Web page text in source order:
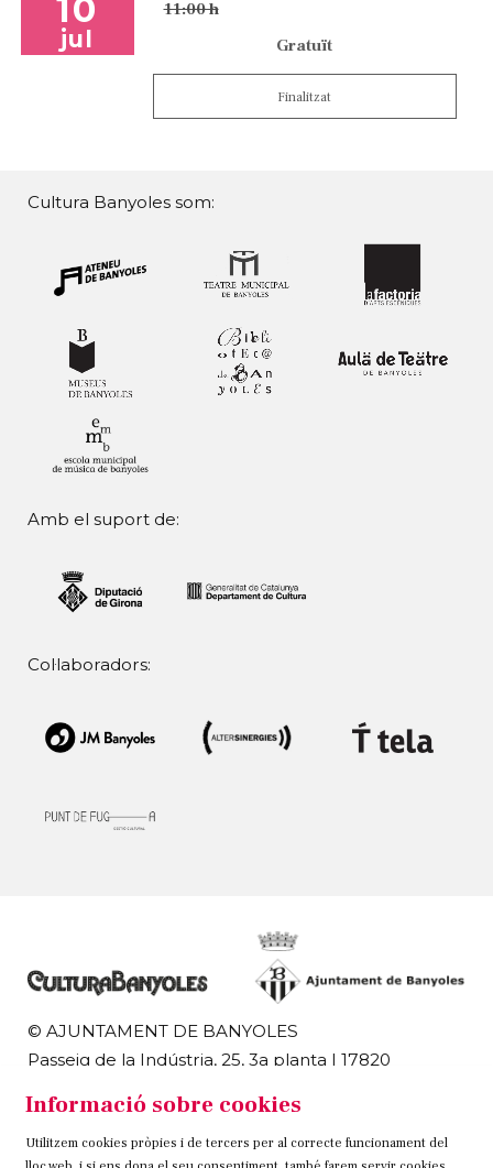
10
jul
11:00 h
Gratuït
Finalitzat
Cultura Banyoles som:
Amb el suport de:
Col·laboradors:
© AJUNTAMENT DE BANYOLES
Passeig de la Indústria, 25, 3a planta | 17820
972 58 18 48 | 972 57 00 50
Sitemap Avís Legal Ús de Cookies Contacteu
Informació sobre cookies
Utilitzem cookies pròpies i de tercers per al correcte funcionament del